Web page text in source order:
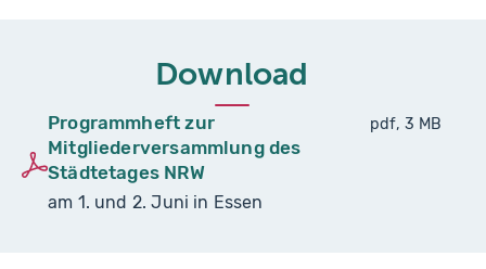
Download
Programmheft zur
Mitgliederversammlung des
Städtetages NRW
pdf, 3 MB
am 1. und 2. Juni in Essen